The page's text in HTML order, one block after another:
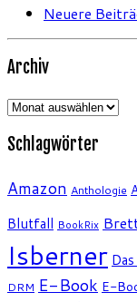
Neuere
Archiv
Archiv
Schlagwörter
Amazon Anthologie
Blutfall BookRix
Isberner
DRM E-Book E-